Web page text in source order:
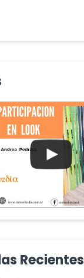
Recientes